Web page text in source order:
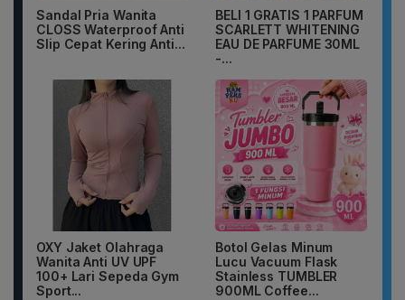
Sandal Pria Wanita
CLOSS Waterproof Anti
Slip Cepat Kering Anti...
BELI 1 GRATIS 1 PARFUM
SCARLETT WHITENING
EAU DE PARFUME 30ML
-...
OXY Jaket Olahraga
Wanita Anti UV UPF
100+ Lari Sepeda Gym
Sport...
Botol Gelas Minum
Lucu Vacuum Flask
Stainless TUMBLER
900ML Coffee...